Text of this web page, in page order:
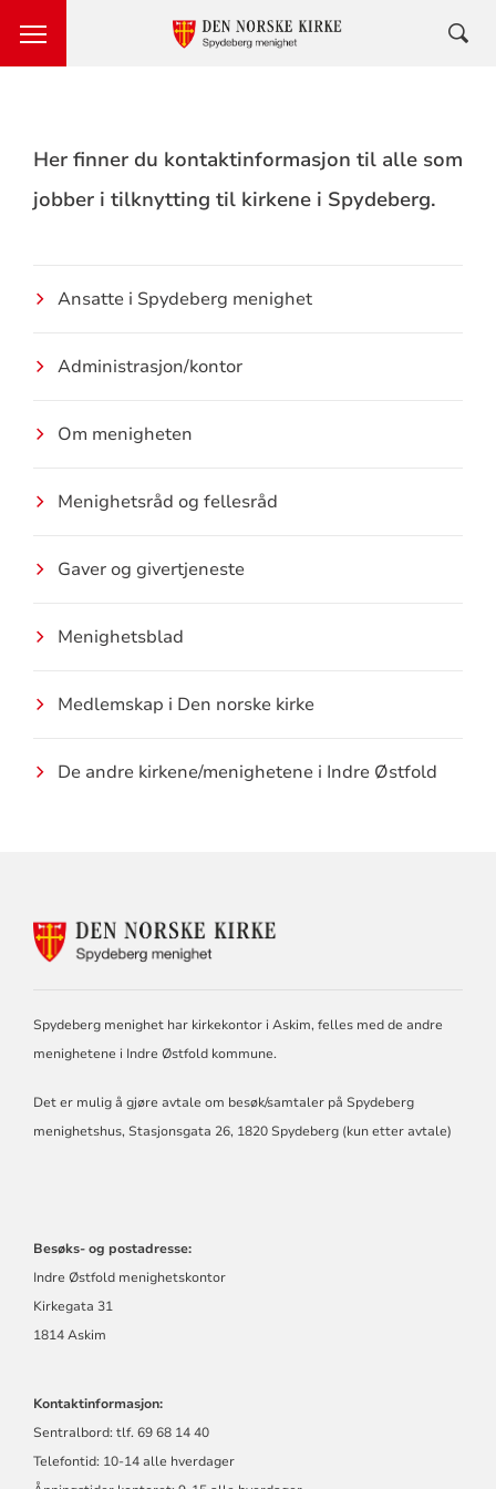
Her finner du kontaktinformasjon til alle som
jobber i tilknytting til kirkene i Spydeberg.
Ansatte i Spydeberg menighet
Administrasjon/kontor
Om menigheten
Menighetsråd og fellesråd
Gaver og givertjeneste
Menighetsblad
Medlemskap i Den norske kirke
De andre kirkene/menighetene i Indre Østfold
KONTAKTINFORMASJON
I
SPYDEBERG
Spydeberg menighet har kirkekontor i Askim, felles med de andre
menighetene i Indre Østfold kommune.
Det er mulig å gjøre avtale om besøk/samtaler på Spydeberg
menighetshus, Stasjonsgata 26, 1820 Spydeberg (kun etter avtale)
Besøks- og postadresse:
Indre Østfold menighetskontor
Kirkegata 31
1814 Askim
Kontaktinformasjon:
Sentralbord: tlf. 69 68 14 40
Telefontid: 10-14 alle hverdager